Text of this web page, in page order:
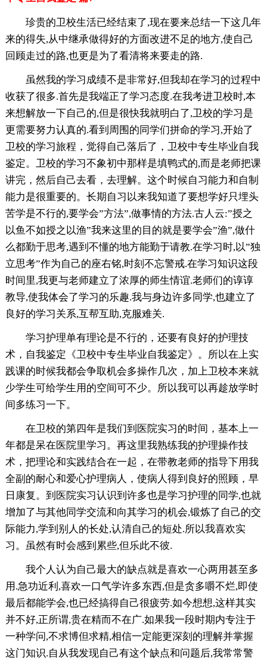
珍贵的卫校生活已经结束了,现在要来总结一下这几年
来的得失,从中继承做得好的方面改进不足的地方,使自己
回顾走过的路,也更是为了看清将来要走的路.
虽然我的学习成绩不是非常好,但我却在学习的过程中
收获了很多.首先是我端正了学习态度.在我考进卫校时,本
来想解放一下自己的,但是很快我就明白了,卫校的学习是
更需要努力认真的.看到周围的同学们拼命的学习,开始了
卫校的学习旅程，觉得自己落后了，卫校中专生毕业自我
鉴定。卫校的学习不象初中那样是填鸭式的,而是老师把课
讲完，然后自己去看，去理解。这个时候自习能力和自制
能力是很重要的。长期自习以来我知道了要想学好只埋头
苦学是不行的,要学会”方法”,做事情的方法.古人云:”授之
以鱼不如授之以渔”我来这里的目的就是要学会”渔”,做什
么都勤于思考,遇到不懂的地方能勤于请教.在学习时,以”独
立思考”作为自己的座右铭,时刻不忘警戒.在学习知识这段
时间里,我更与老师建立了浓厚的师生情谊.老师们的谆谆
教导,使我体会了学习的乐趣.我与身边许多同学,也建立了
良好的学习关系,互帮互助,克服难关.
学习护理单有理论是不行的，还要有良好的护理技
术，自我鉴定《卫校中专生毕业自我鉴定》。所以在上实
践课的时候我都会争取机会多操作几次，加上卫校本来就
少学生可给学生用的空间可不少。所以我可以再趁放学时
间多练习一下。
在卫校的第四年是我们到医院实习的时间，基本上一
年都是呆在医院里学习。再这里我熟练我的护理操作技
术，把理论和实践结合在一起，在带教老师的指导下用我
全副的耐心和爱心护理病人，使病人得到良好的照顾，早
日康复。到医院实习认识到许多也是学习护理的同学,也就
增加了与其他同学交流和向其学习的机会,锻炼了自己的交
际能力,学到别人的长处,认清自己的短处.所以我喜欢实
习。虽然有时会感到累些,但乐此不彼.
我个人认为自己最大的缺点就是喜欢一心两用甚至多
用.急功近利,喜欢一口气学许多东西,但是贪多嚼不烂,即使
最后都能学会,也已经搞得自己很疲劳.如今想想,这样其实
并不好,正所谓,贵在精而不在广.如果我一段时期内专注于
一种学问,不求博但求精,相信一定能更深刻的理解并掌握
这门知识.自从我发现自己有这个缺点和问题后,我常常警